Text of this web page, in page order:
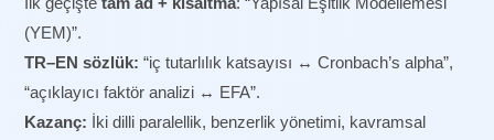
(YEM)”.
TR–EN sözlük: “iç tutarlılık katsayısı ↔ Cronbach’s alpha”,
“açıklayıcı faktör analizi ↔ EFA”.
Kazanç: İki dilli paralellik, benzerlik yönetimi, kavramsal